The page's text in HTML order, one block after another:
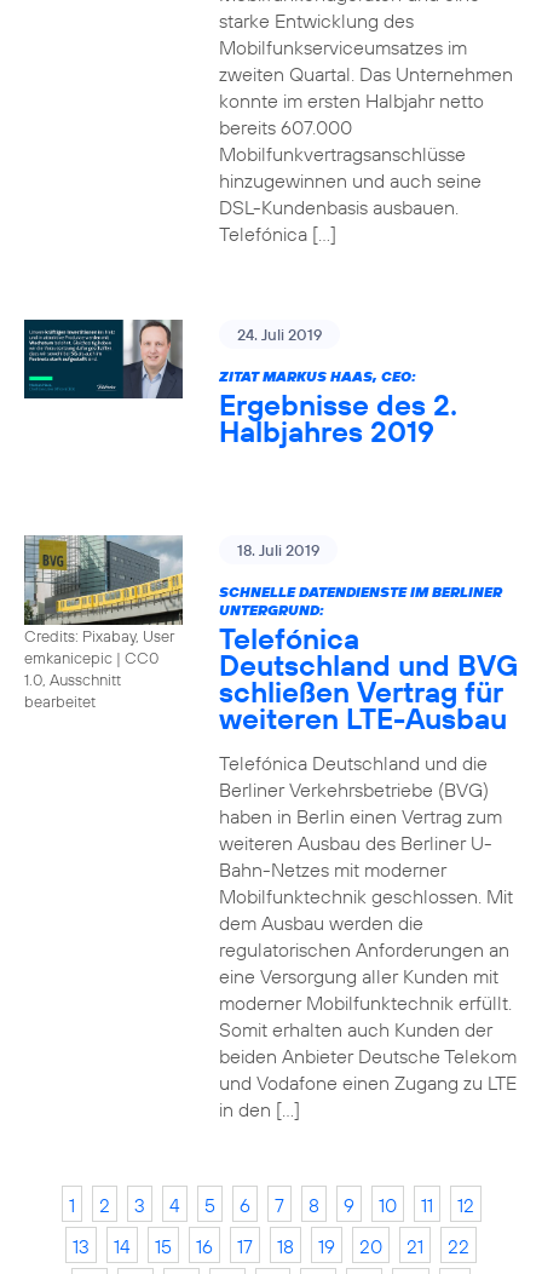
starke Entwicklung des
Mobilfunkserviceumsatzes im
zweiten Quartal. Das Unternehmen
konnte im ersten Halbjahr netto
bereits 607.000
Mobilfunkvertragsanschlüsse
hinzugewinnen und auch seine
DSL-Kundenbasis ausbauen.
Telefónica […]
24. Juli 2019
ZITAT MARKUS HAAS, CEO:
Ergebnisse des 2.
Halbjahres 2019
Credits: Pixabay, User
emkanicepic | CC0
1.0, Ausschnitt
bearbeitet
18. Juli 2019
SCHNELLE DATENDIENSTE IM BERLINER
UNTERGRUND:
Telefónica
Deutschland und BVG
schließen Vertrag für
weiteren LTE-Ausbau
Telefónica Deutschland und die
Berliner Verkehrsbetriebe (BVG)
haben in Berlin einen Vertrag zum
weiteren Ausbau des Berliner U-
Bahn-Netzes mit moderner
Mobilfunktechnik geschlossen. Mit
dem Ausbau werden die
regulatorischen Anforderungen an
eine Versorgung aller Kunden mit
moderner Mobilfunktechnik erfüllt.
Somit erhalten auch Kunden der
beiden Anbieter Deutsche Telekom
und Vodafone einen Zugang zu LTE
in den […]
1 2 3 4 5 6 7 8 9 10 11
12
13
14 15 16 17 18 19 20 21
22